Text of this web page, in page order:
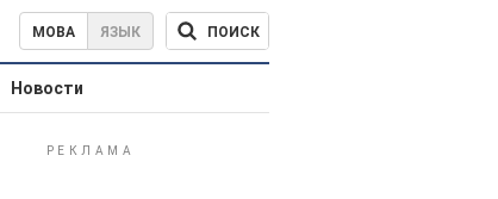
МОВА ЯЗЫК ПОИСК
Новости